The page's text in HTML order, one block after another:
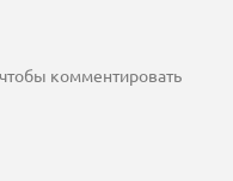
комментировать